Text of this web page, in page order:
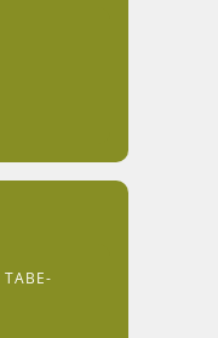
TABE-